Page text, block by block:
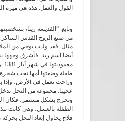
القول والعمل. هذه هي ميزة
وتابع: “القديسة ريتا،
من صنع الروح القدس الساكن
مثال. فقد ولدت بوحي من
أيضا اسم ريتا. فأشرق وجهها
طفلة وضعتها أمها تحت شجرة
وراحت تعمل في الأرض، وإذا
عجيبا: مجموعة من النحل
وتخرج بشكل مستمر، فكان
الطفلة بالعسل، وهي كانت
فلاح يحاول إبعاد النحل بحركة